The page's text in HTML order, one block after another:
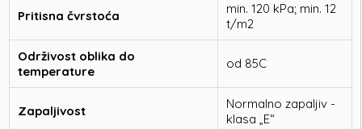
Pritisna čvrstoća
min. 120 kPa; min. 12
t/m2
Održivost oblika do
temperature
od 85C
Zapaljivost
Normalno zapaljiv -
klasa „E“